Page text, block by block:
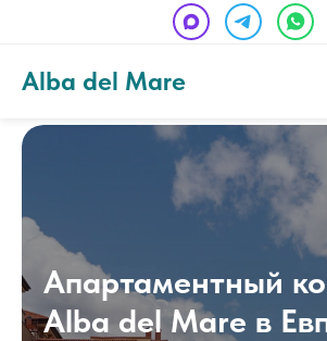
Alba del Mare
Апартаментный
Alba del Mare в